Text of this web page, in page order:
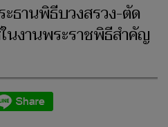
ะธานพิธีบวงสรวง-ตัด
นงานพระราชพิธีสำคัญ